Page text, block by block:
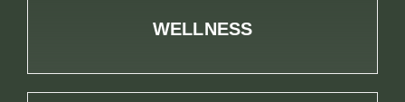
WELLNESS